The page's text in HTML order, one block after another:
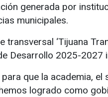
generada por
municipales.
transversal ‘Tijuana
Desarrollo 2025-
que la academia,
logrado como